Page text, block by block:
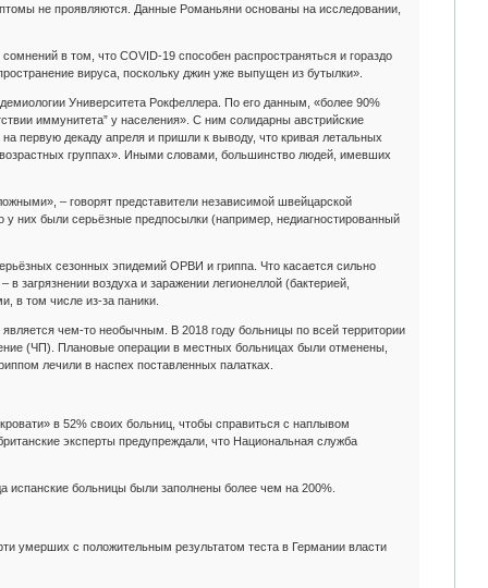
не проявляются. Данные Романьяни основаны на исследовании,
в том, что COVID-19 способен распространяться и гораздо
вируса, поскольку джин уже выпущен из бутылки».
Университета Рокфеллера. По его данным, «более 90%
иммунитета” у населения». С ним солидарны австрийские
первую декаду апреля и пришли к выводу, что кривая летальных
группах». Иными словами, большинство людей, имевших
– говорят представители независимой швейцарской
них были серьёзные предпосылки (например, недиагностированный
сезонных эпидемий ОРВИ и гриппа. Что касается сильно
загрязнении воздуха и заражении легионеллой (бактерией,
в том числе из-за паники.
чем-то необычным. В 2018 году больницы по всей территории
(ЧП). Плановые операции в местных больницах были отменены,
лечили в наспех поставленных палатках.
в 52% своих больниц, чтобы справиться с наплывом
эксперты предупреждали, что Национальная служба
испанские больницы были заполнены более чем на 200%.
умерших с положительным результатом теста в Германии власти